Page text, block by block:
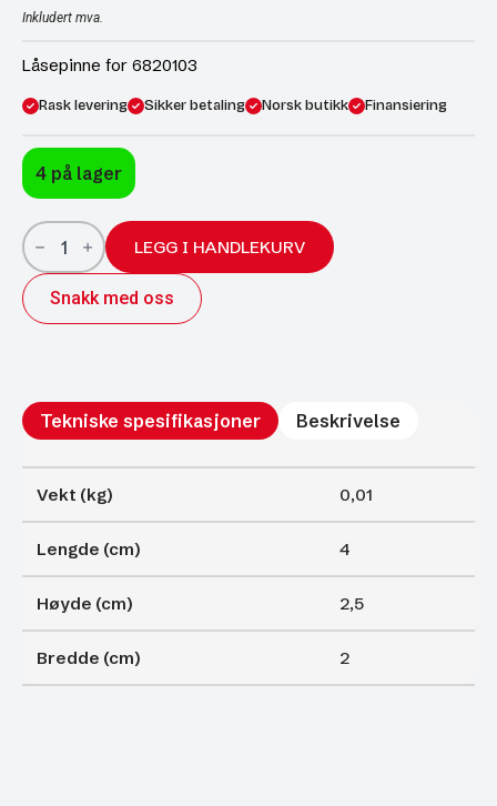
Inkludert mva.
Låsepinne for 6820103
Rask levering Sikker betaling Norsk butikk Finansiering
4 på lager
Låsepinne
for
6820103
antall
LEGG I HANDLEKURV
Snakk med oss
Tekniske spesifikasjoner Beskrivelse
Vekt (kg) 0,01
Lengde (cm) 4
Høyde (cm) 2,5
Bredde (cm) 2